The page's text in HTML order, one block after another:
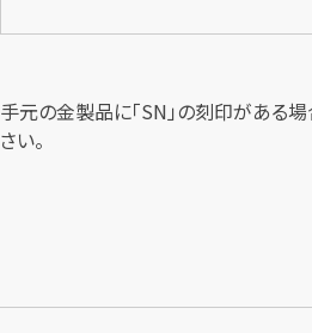
手元の金製品に「SN」の刻印がある
さい。